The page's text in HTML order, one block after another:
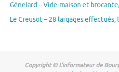
Génelard – Vide-maison et
Le Creusot – 28 largages effectués,
Copyright © L'informateur de